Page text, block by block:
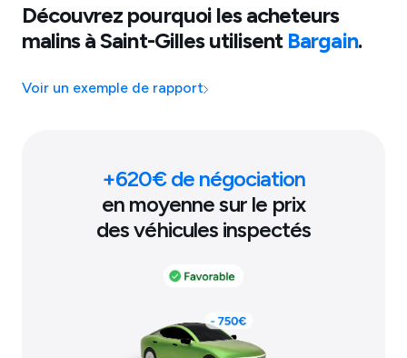
Découvrez pourquoi les acheteurs
malins àSaint-Gillesutilisent Bargain.
Voir un exemple de rapport
+620€ de négociation
en moyenne sur le prix
des véhicules inspectés